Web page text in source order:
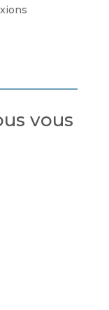
vous